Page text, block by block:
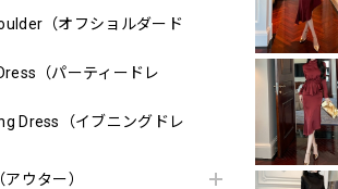
（オフショルダード
（パーティードレ
Dress（イブニングドレ
ウター）